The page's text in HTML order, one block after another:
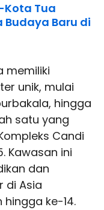
Kota Tua
Baru di
memiliki
unik, mulai
hingga
satu yang
Candi
Kawasan ini
dan
di Asia
ke-14.